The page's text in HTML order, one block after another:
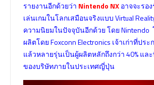
รายงานอีกด้วยว่า Nintendo NXอาจจะรอ
เล่นเกมในโลกเสมือนจริงแบบ Virtual
ความนิยมในปัจจุบันอีกด้วย โดย Nintendo
ผลิตโดย Foxconn Electronics เจ้าเก่าที่ประ
แล้วหลายรุ่นเป็นผู้ผลิตหลักถึงกว่า 40% แล
ของบริษัทภายในประเทศญี่ปุ่น